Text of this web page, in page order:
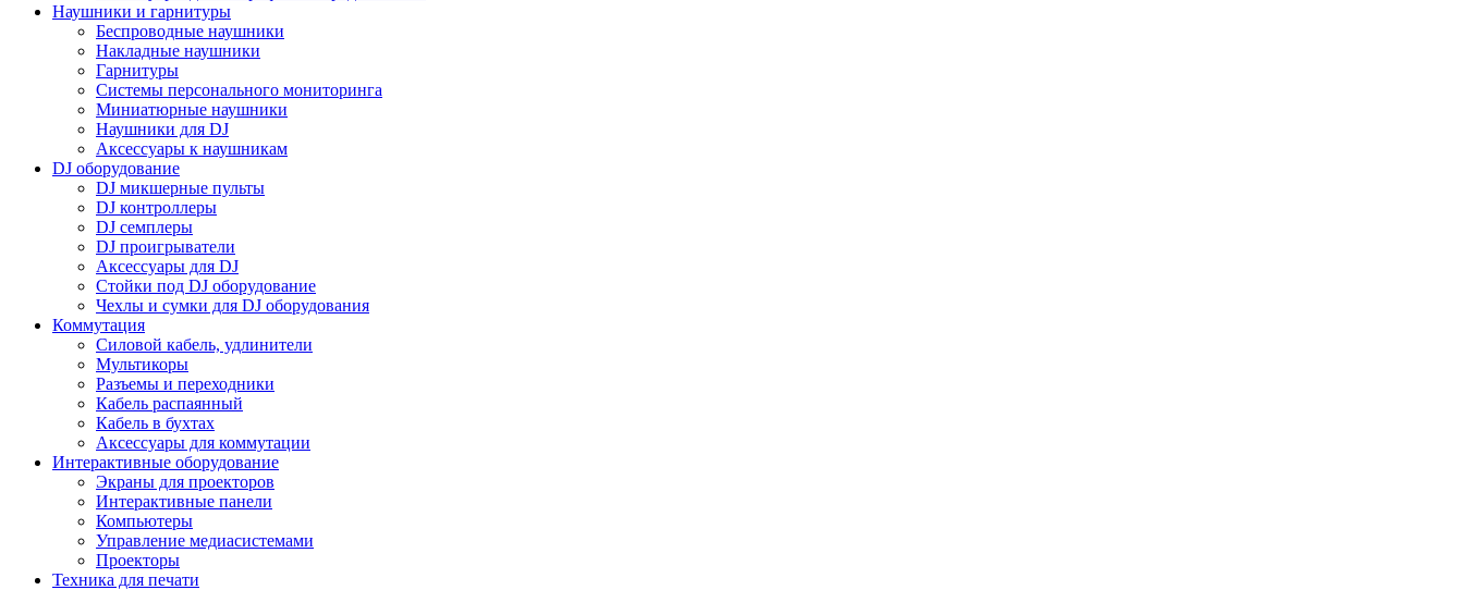
Наушники и гарнитуры
Беспроводные наушники
Накладные наушники
Гарнитуры
Системы персонального мониторинга
Миниатюрные наушники
Наушники для DJ
Аксессуары к наушникам
DJ оборудование
DJ микшерные пульты
DJ контроллеры
DJ семплеры
DJ проигрыватели
Аксессуары для DJ
Стойки под DJ оборудование
Чехлы и сумки для DJ оборудования
Коммутация
Силовой кабель, удлинители
Мультикоры
Разъемы и переходники
Кабель распаянный
Кабель в бухтах
Аксессуары для коммутации
Интерактивные оборудование
Экраны для проекторов
Интерактивные панели
Компьютеры
Управление медиасистемами
Проекторы
Техника для печати